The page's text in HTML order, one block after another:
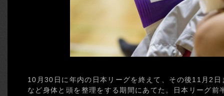
10月30日に年内の日本リーグを終えて、その後11月2
など身体と頭を整理をする期間にあてた。日本リーグ